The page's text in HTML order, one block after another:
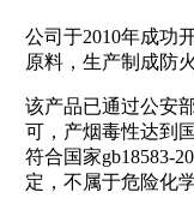
公司于2010年成功
原料，生产制成防
该产品已通过公安
可，产烟毒性达到
符合国家gb18583-
定，不属于危险化